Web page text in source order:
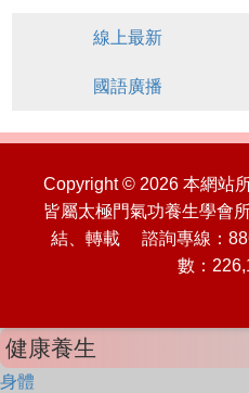
線上最新
國語廣播
Copyright © 2026 本網站
皆屬太極門氣功養生學會
結、轉載 諮詢專線：
數：
健康養生
身體